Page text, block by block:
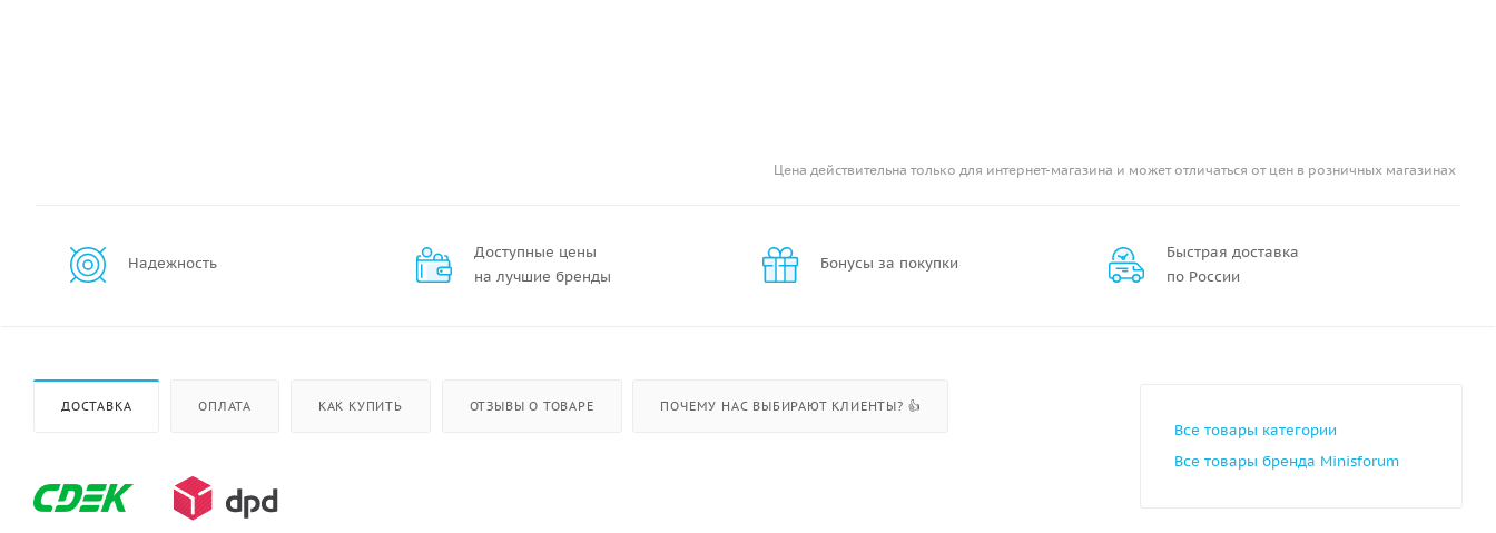
Цена действительна только для интернет-магазина и может отличаться от цен в розничных магазинах
Надежность
Доступные цены
на лучшие бренды
Бонусы за покупки
Быстрая доставка
по России
ДОСТАВКА ОПЛАТА КАК КУПИТЬ ОТЗЫВЫ О ТОВАРЕ ПОЧЕМУ НАС ВЫБИРАЮТ КЛИЕНТЫ? 👍
Все товары категории
Все товары бренда Minisforum